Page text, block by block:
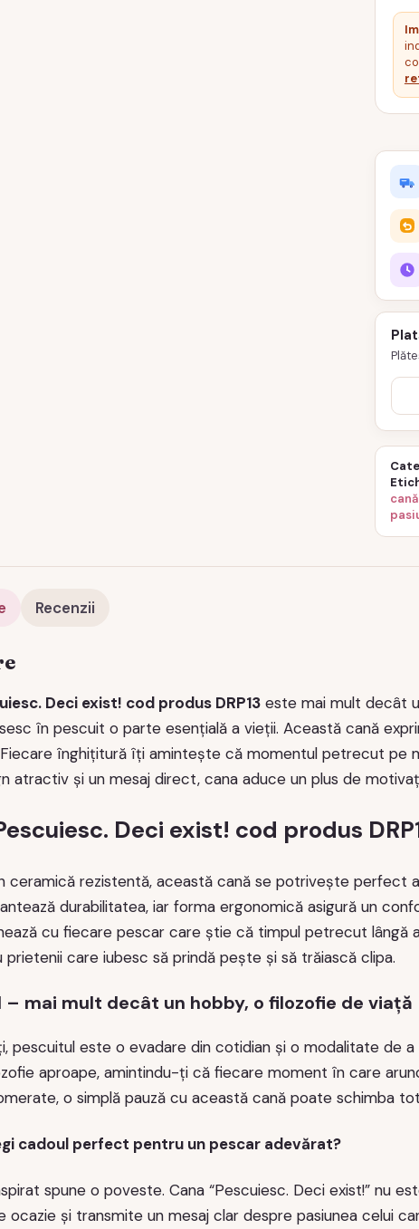
Recenzii
Deci exist! cod produs DRP13 este mai mult decât
în pescuit o parte esențială a vieții. Această cană
înghițitură îți amintește că momentul petrecut pe
atractiv și un mesaj direct, cana aduce un plus de
Deci exist! cod produs
ceramică rezistentă, această cană se potrivește perfect
durabilitatea, iar forma ergonomică asigură un
cu fiecare pescar care știe că timpul petrecut lângă
prietenii care iubesc să prindă pește și să trăiască clipa.
– mai mult decât un hobby, o filozofie de viață
pescuitul este o evadare din cotidian și o modalitate de
aproape, amintindu-ți că fiecare moment în care
o simplă pauză cu această cană poate schimba
cadoul perfect pentru un pescar adevărat?
spune o poveste. Cana “Pescuiesc. Deci exist!” nu
ocazie și transmite un mesaj clar despre pasiunea celui